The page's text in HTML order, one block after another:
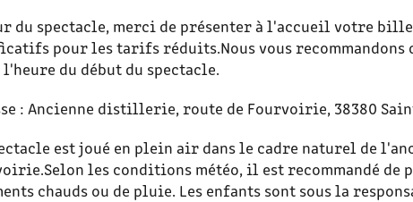
du spectacle, merci de présenter à l'accueil votre
pour les tarifs réduits.Nous vous recommandons
du début du spectacle.
: Ancienne distillerie, route de Fourvoirie, 38380
est joué en plein air dans le cadre naturel de
les conditions météo, il est recommandé de
chauds ou de pluie. Les enfants sont sous la